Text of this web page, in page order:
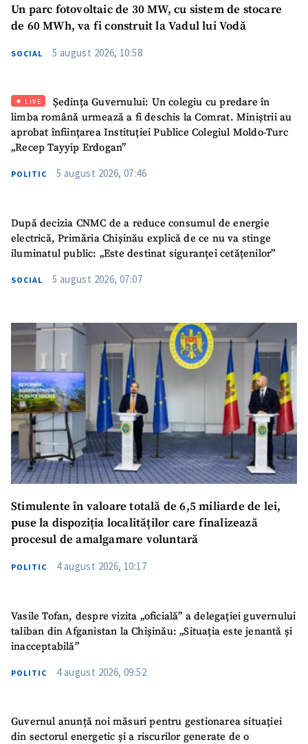
SUSȚINE
Un parc fotovoltaic de 30 MW, cu sistem de stocare
de 60 MWh, va fi construit la Vadul lui Vodă
SOCIAL 5 august 2026, 10:58
LIVE
Ședința Guvernului: Un colegiu cu predare în
limba română urmează a fi deschis la Comrat. Miniștrii au
aprobat înființarea Instituției Publice Colegiul Moldo-Turc
„Recep Tayyip Erdogan”
POLITIC 5 august 2026, 07:46
După decizia CNMC de a reduce consumul de energie
electrică, Primăria Chișinău explică de ce nu va stinge
iluminatul public: „Este destinat siguranței cetățenilor”
SOCIAL 5 august 2026, 07:07
Stimulente în valoare totală de 6,5 miliarde de lei,
puse la dispoziția localităților care finalizează
procesul de amalgamare voluntară
POLITIC 4 august 2026, 10:17
Vasile Tofan, despre vizita „oficială” a delegației guvernului
taliban din Afganistan la Chișinău: „Situația este jenantă și
inacceptabilă”
POLITIC 4 august 2026, 09:52
Guvernul anunță noi măsuri pentru gestionarea situației
din sectorul energetic și a riscurilor generate de o
Mesajul știrei
+ Mesajul știrei
CONTACT SURSĂ
Nume+ Numele meu
Email+ Emailul meu
Am citit și sunt de
acord cupolitica de
confidențialitate